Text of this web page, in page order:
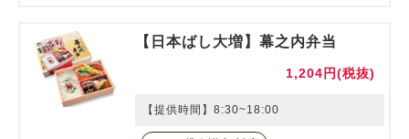
【日本ばし大増】幕之内弁当
1,204円(税抜)
【提供時間】8:30~18:00